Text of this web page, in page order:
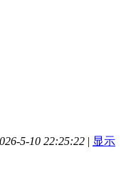
5-10 22:25:22 | 显示